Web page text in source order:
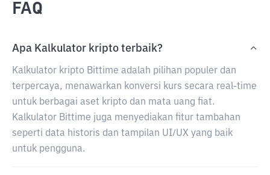
FAQ
Apa Kalkulator kripto terbaik?
Kalkulator kripto Bittime adalah pilihan populer dan
terpercaya, menawarkan konversi kurs secara real-time
untuk berbagai aset kripto dan mata uang fiat.
Kalkulator Bittime juga menyediakan fitur tambahan
seperti data historis dan tampilan UI/UX yang baik
untuk pengguna.